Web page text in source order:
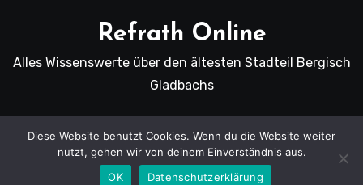
Refrath Online
Alles Wissenswerte über den ältesten Stadteil Bergisch
Gladbachs
Copyright Refrath Online © Alle Rechte vorbehalten.
|
BlogusvonThemeansar.
Diese Website benutzt Cookies. Wenn du die Website weiter
nutzt, gehen wir von deinem Einverständnis aus.
OK
Datenschutzerklärung